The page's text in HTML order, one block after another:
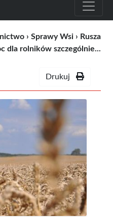
› Sprawy Wsi › Rusza
dla rolników szczególnie...
Drukuj